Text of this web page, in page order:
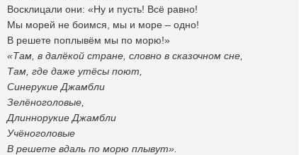
Восклицали они: «Ну и пусть! Всё равно!
Мы морей не боимся, мы и море – одно!
В решете поплывём мы по морю!»
«Там, в далёкой стране, словно в сказочном сне,
Там, где даже утёсы поют,
Синерукие Джамбли
Зелёноголовые,
Длиннорукие Джамбли
Учёноголовые
В решете вдаль по морю плывут».